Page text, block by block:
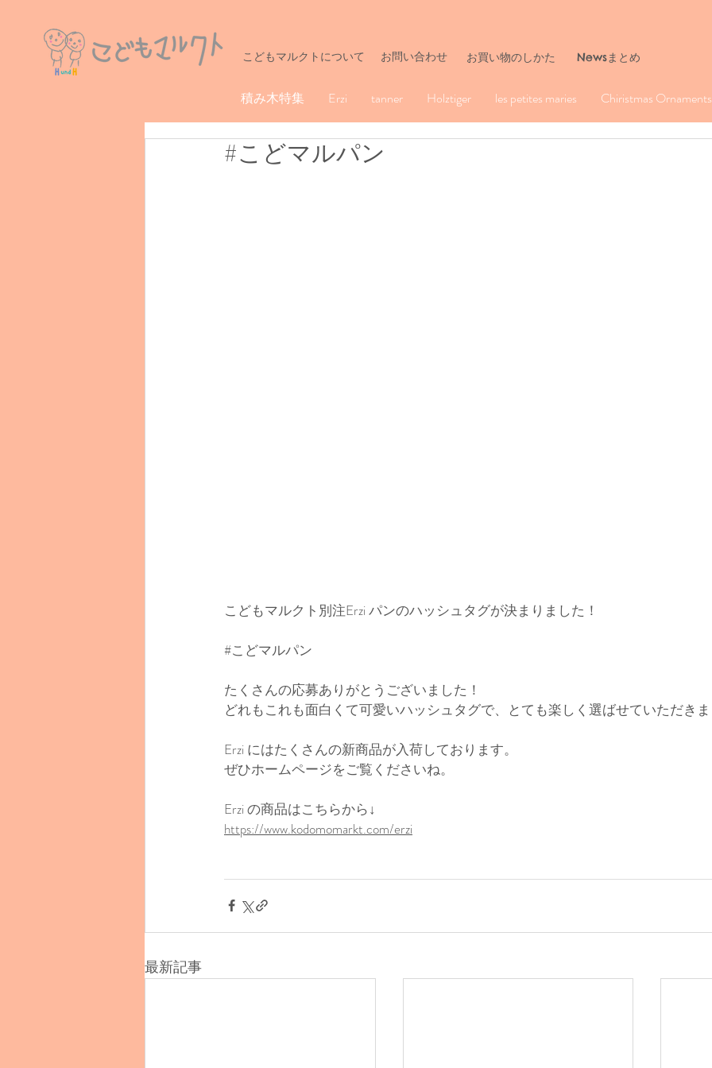
こどもマルクトについて お問い合わせ ​お買い物のしかた Newsまとめ
積み木特集 Erzi tanner Holztiger les petites maries Chiristmas
#こどマルパン
こどもマルクト別注Erzi パンのハッシュタグが決まりました！
#こどマルパン
たくさんの応募ありがとうございました！
どれもこれも面白くて可愛いハッシュタグで、とても楽しく選ばせていただき
Erzi にはたくさんの新商品が入荷しております。
ぜひホームページをご覧くださいね。
Erzi の商品はこちらから↓
https://www.kodomomarkt.com/erzi
最新記事